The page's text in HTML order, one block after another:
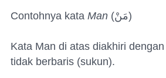
Contohnya kata Man (مَنْ)
Kata Man di atas diakhiri
tidak berbaris (sukun).